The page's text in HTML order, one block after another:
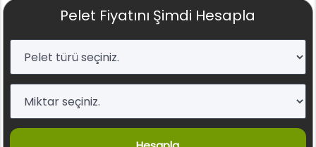
Pelet Fiyatını Şimdi Hesapla